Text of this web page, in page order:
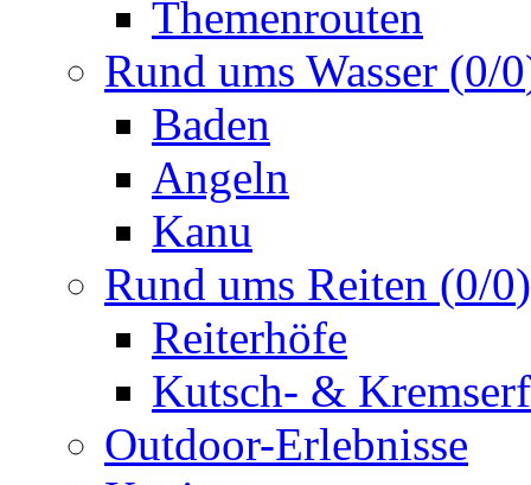
Themenrouten
Rund ums Wasser (0/0
Baden
Angeln
Kanu
Rund ums Reiten (0/0)
Reiterhöfe
Kutsch- &
Outdoor-Erlebnisse